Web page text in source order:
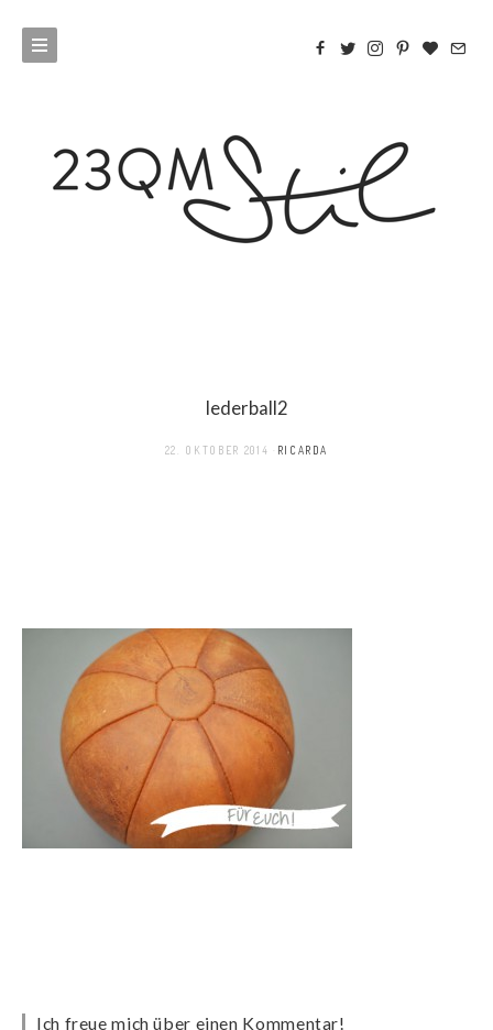
lederball2
22. OKTOBER 2014 RICARDA
Ich freue mich über einen Kommentar!